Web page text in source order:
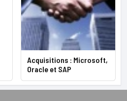
Acquisitions : Microsoft,
Oracle et SAP